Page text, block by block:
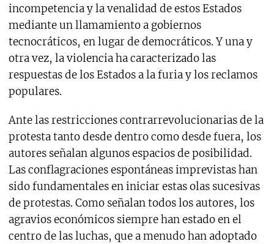
incompetencia y la venalidad de estos Estados
mediante un llamamiento a gobiernos
tecnocráticos, en lugar de democráticos. Y una y
otra vez, la violencia ha caracterizado las
respuestas de los Estados a la furia y los reclamos
populares.
Ante las restricciones contrarrevolucionarias de la
protesta tanto desde dentro como desde fuera, los
autores señalan algunos espacios de posibilidad.
Las conflagraciones espontáneas imprevistas han
sido fundamentales en iniciar estas olas sucesivas
de protestas. Como señalan todos los autores, los
agravios económicos siempre han estado en el
centro de las luchas, que a menudo han adoptado